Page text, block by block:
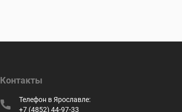
Контакты
Телефон в Ярославле:
+7 (4852) 44-97-33